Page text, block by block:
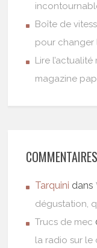
Boîte de
pour changer
Lire
magazine
Tarquini dans
dégustation,
Trucs de mec
la radio sur le